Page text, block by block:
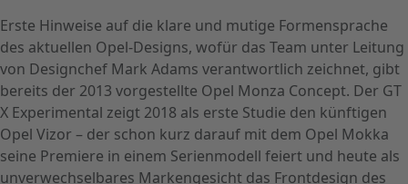
Erste Hinweise auf die klare und mutige Formensprache
des aktuellen Opel-Designs, wofür das Team unter Leitung
von Designchef Mark Adams verantwortlich zeichnet, gibt
bereits der 2013 vorgestellte Opel Monza Concept. Der GT
X Experimental zeigt 2018 als erste Studie den künftigen
Opel Vizor – der schon kurz darauf mit dem Opel Mokka
seine Premiere in einem Serienmodell feiert und heute als
unverwechselbares Markengesicht das Frontdesign des